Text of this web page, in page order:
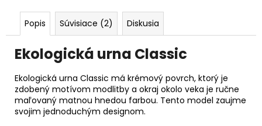
Popis Súvisiace (2) Diskusia
Ekologická urna Classic
Ekologická urna Classic má krémový povrch, ktorý je
zdobený motívom modlitby a okraj okolo veka je ručne
maľovaný matnou hnedou farbou. Tento model zaujme
svojim jednoduchým designom.